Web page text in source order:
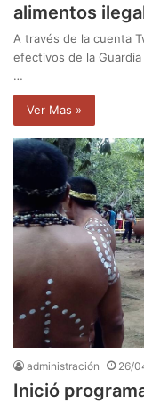
alimentos
A través de la cuenta
efectivos de la
…
Ver Mas »
administración 26/
Inició